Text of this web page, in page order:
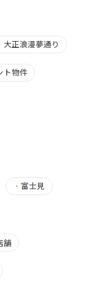
大正浪漫夢通り
ト物件
・ 富士見
舗